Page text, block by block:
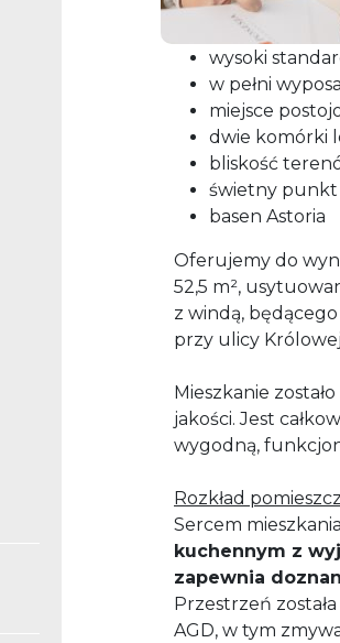
lokalizacji, ta
wysoki
w pełni
miejsce
dwie komórki
bliskość
świetny
basen Astoria
Oferujemy do
52,5 m²,
z windą,
przy ulicy
Mieszkanie
jakości. Jest
wygodną,
Rozkład
Sercem
kuchennym z
zapewnia
Przestrzeń
AGD, w tym